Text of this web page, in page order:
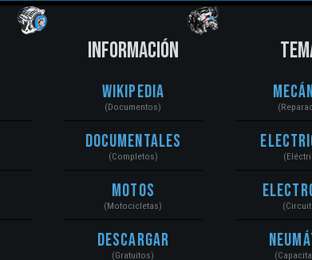
INFORMACIÓN
Wikipedia
(Documentos)
Documentales
(Completos)
Motos
(Motocicletas)
Descargar
(Gratuitos)